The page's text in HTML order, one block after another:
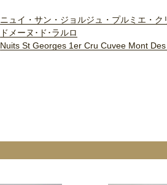
ニュイ・サン・ジョルジュ・プルミエ・
ドメーヌ･ド･ラルロ
Nuits St Georges 1er Cru Cuvee Mont